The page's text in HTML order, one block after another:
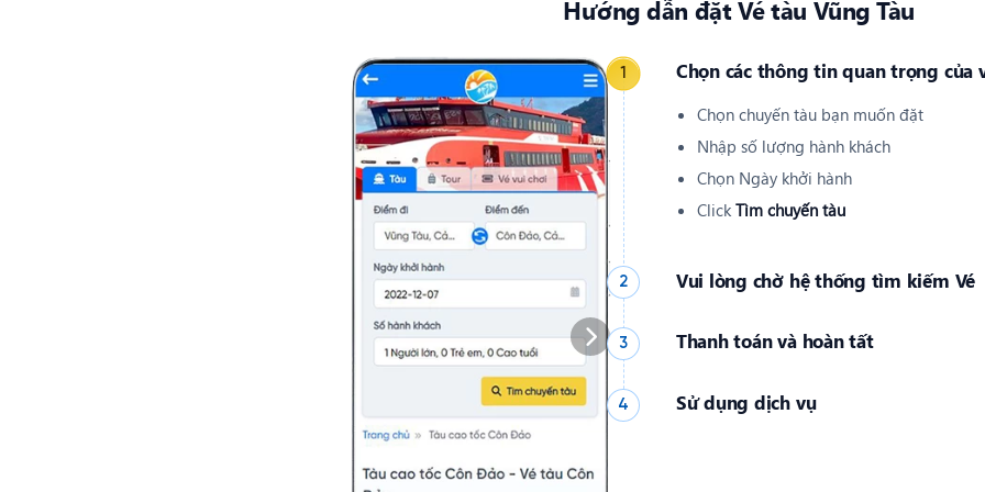
Hướng dẫn đặt Vé tàu Vũng Tàu
1 Chọn các thông tin quan trọng của
Chọn chuyến tàu bạn muốn đặt
Nhập số lượng hành khách
Chọn Ngày khởi hành
Click Tìm chuyến tàu
2 Vui lòng chờ hệ thống tìm kiếm Vé
Xác nhận
3 Thanh toán và hoàn tất
4 Sử dụng dịch vụ